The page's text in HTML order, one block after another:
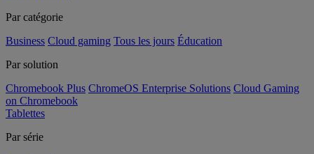
Par catégorie
Business Cloud gaming Tous les jours Éducation
Par solution
Chromebook Plus ChromeOS Enterprise Solutions Cloud Gaming
on Chromebook
Tablettes
Par série